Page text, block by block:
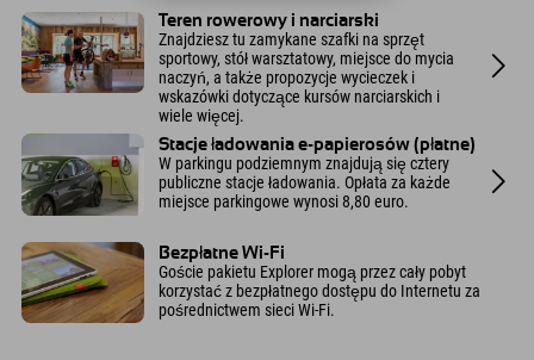
Teren rowerowy i narciarski
Znajdziesz tu zamykane szafki na sprzęt
sportowy, stół warsztatowy, miejsce do mycia
naczyń, a także propozycje wycieczek i
wskazówki dotyczące kursów narciarskich i
wiele więcej.
Stacje ładowania e-papierosów (płatne)
W parkingu podziemnym znajdują się cztery
publiczne stacje ładowania. Opłata za każde
miejsce parkingowe wynosi 8,80 euro.
Bezpłatne Wi-Fi
Goście pakietu Explorer mogą przez cały pobyt
korzystać z bezpłatnego dostępu do Internetu za
pośrednictwem sieci Wi-Fi.